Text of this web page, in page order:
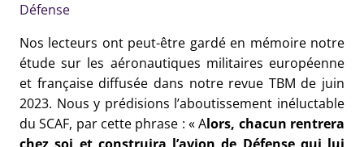
Défense
Nos lecteurs ont peut-être gardé en mémoire notre
étude sur les aéronautiques militaires européenne
et française diffusée dans notre revue TBM de juin
2023. Nous y prédisions l’aboutissement inéluctable
du SCAF, par cette phrase : « Alors, chacun rentrera